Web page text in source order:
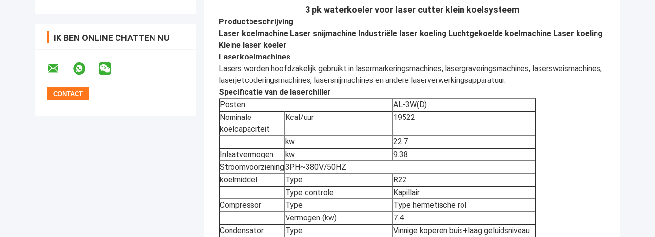
IK BEN ONLINE CHATTEN NU
3 pk waterkoeler voor laser cutter klein koelsysteem
Productbeschrijving
Laser koelmachine Laser snijmachine Industriële laser koeling Luchtgekoelde koelmachine Laser koeling
Kleine laser koeler
Laserkoelmachines
Lasers worden hoofdzakelijk gebruikt in lasermarkeringsmachines, lasergraveringsmachines, lasersweismachines,
laserjetcoderingsmachines, lasersnijmachines en andere laserverwerkingsapparatuur.
Specificatie van de laserchiller
Posten
AL-3W(D)
Nominale
koelcapaciteit
Kcal/uur 19522
kw
22.7
Inlaatvermogen
kw
9.38
Stroomvoorziening3PH~380V/50HZ
koelmiddel
Type
R22
Type controle
Kapillair
Compressor
Type
Type hermetische rol
Vermogen (kw)
7.4
Condensator
Type
Vinnige koperen buis+laag geluidsniveau